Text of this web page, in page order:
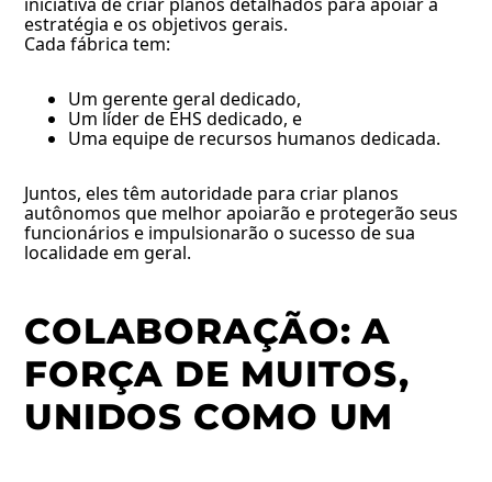
iniciativa de criar planos detalhados para apoiar a
estratégia e os objetivos gerais.
Cada fábrica tem:
Um gerente geral dedicado,
Um líder de EHS dedicado, e
Uma equipe de recursos humanos dedicada.
Juntos, eles têm autoridade para criar planos
autônomos que melhor apoiarão e protegerão seus
funcionários e impulsionarão o sucesso de sua
localidade em geral.
COLABORAÇÃO: A
FORÇA DE MUITOS,
UNIDOS COMO UM